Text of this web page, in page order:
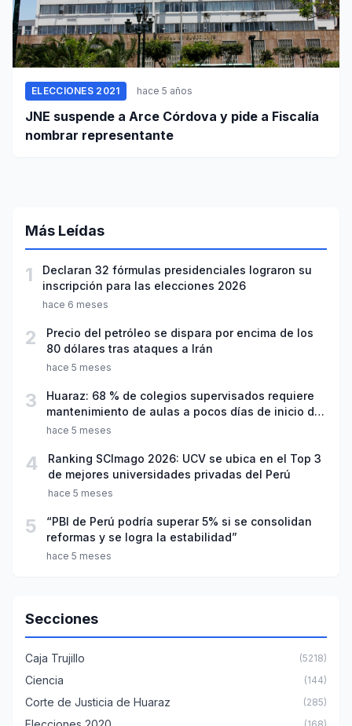
ELECCIONES 2021 hace 5 años
JNE suspende a Arce Córdova y pide a Fiscalía
nombrar representante
Más Leídas
1
Declaran 32 fórmulas presidenciales lograron su
inscripción para las elecciones 2026
hace 6 meses
2
Precio del petróleo se dispara por encima de los
80 dólares tras ataques a Irán
hace 5 meses
3
Huaraz: 68 % de colegios supervisados requiere
mantenimiento de aulas a pocos días de inicio del
año escolar 2026
hace 5 meses
4
Ranking SCImago 2026: UCV se ubica en el Top 3
de mejores universidades privadas del Perú
hace 5 meses
5
“PBI de Perú podría superar 5% si se consolidan
reformas y se logra la estabilidad”
hace 5 meses
Secciones
Caja Trujillo (5218)
Ciencia (144)
Corte de Justicia de Huaraz (285)